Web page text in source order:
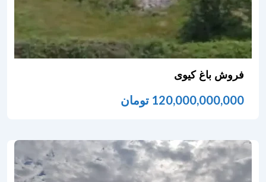
فروش باغ کیوی
120,000,000,000 تومان